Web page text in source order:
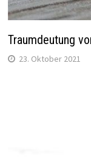
Traumdeutung
23. Oktober 2021